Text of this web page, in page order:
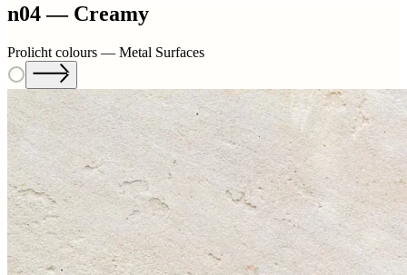
n04 — Creamy
Prolicht colours — Metal Surfaces